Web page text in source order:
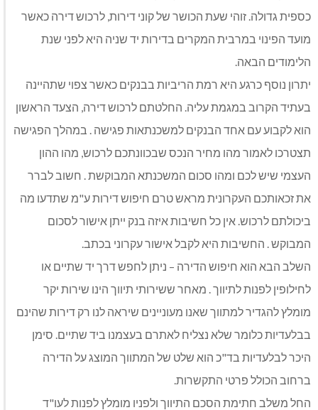
כספית גדולה. זוהי שעת הכושר של קוני דירות, לרכוש דירה כאשר
מועד הפינוי במרבית המקרים בדירות יד שניה היא לפני שנת
הלימודים הבאה.
יתרון נוסף כרגע היא רמת הריביות בבנקים כאשר צפוי שתהיינה
בעתיד הקרוב במגמת עליה. החלטתם לרכוש דירה, הצעד הראשון
הוא לקבוע עם אחד הבנקים למשכנתאות פגישה . במהלך הפגישה
תצטרכו לאמור מהו מחיר הנכס שבכוונתכם לרכוש, מהו ההון
העצמי שיש לכם ומהו סכום המשכנתא המבוקשת . חשוב לברר
את זכאותכם העקרונית מראש טרם חיפוש דירות ע"מ שתדעו מה
ביכולתם לרכוש. אין כל חשיבות איזה בנק ייתן אישור לסכום
המבוקש . החשיבות היא לקבל אישור עקרוני בכתב.
השלב הבא הוא חיפוש הדירה – ניתן לחפש דרך יד שתיים או
לחילופין לפנות לתיווך . מאחר ששירותי תיווך הינו שירות יקר
מומלץ להגדיר למתווך שאנו מעוניינים שיראה לנו רק דירות שהינם
בבלעדיות כלומר שלא נצליח לאתרם בעצמנו ביד שתיים. סימן
היכר לבלעדיות בד"כ הוא שלט של המתווך המוצג על הדירה
ברחוב הכולל פרטי התקשרות.
החל משלב חתימת הסכם התיווך ולפניו מומלץ לפנות לעו"ד